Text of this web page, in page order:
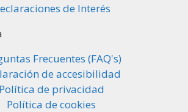
de Interés
Frecuentes (FAQ's)
de accesibilidad
Política de privacidad
Política de cookies